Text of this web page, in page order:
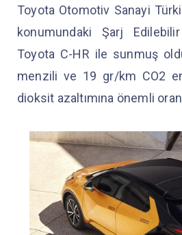
Toyota Otomotiv Sanayi
konumundaki Şarj
Toyota C-HR ile sunmuş
menzili ve 19 gr/km CO2
dioksit azaltımına önemli